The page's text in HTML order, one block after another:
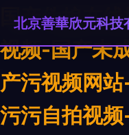
国产伪娘在
视频-国产未
产污视频网
污污自拍视